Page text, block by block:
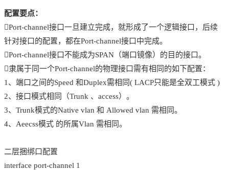
配置要点：
Port-channel接口一旦建立完成，就形成了一个逻辑接口，后续
针对接口的配置，都在Port-channel接口中完成。
Port-channel接口不能成为SPAN（端口镜像）的目的接口。
隶属于同一个Port-channel的物理接口需有相同的如下配置：
1、端口之间的Speed 和Duplex需相同( LACP只能是全双工模式 )
2、接口模式相同（Trunk 、access）。
3、Trunk模式的Native vlan 和 Allowed vlan 需相同。
4、Aeecss模式 的所属Vlan 需相同。
二层捆绑口配置
interface port-channel 1